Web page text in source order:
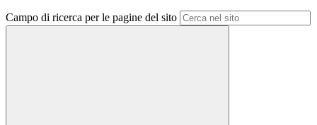
Campo di ricerca per le pagine del sito